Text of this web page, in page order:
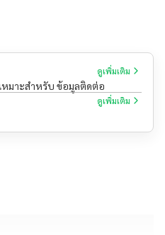
ดูเพิ่มเติม
หมาะสำหรับ ข้อมูลติดต่อ
ดูเพิ่มเติม